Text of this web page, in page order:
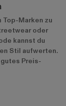
Top-Marken zu
oder
kannst du
Stil aufwerten.
Preis-